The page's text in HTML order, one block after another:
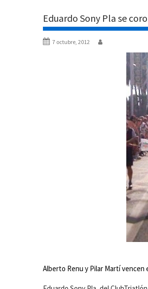
Eduardo Sony Pla se
7 octubre, 2012
Alberto Renu y Pilar Martí